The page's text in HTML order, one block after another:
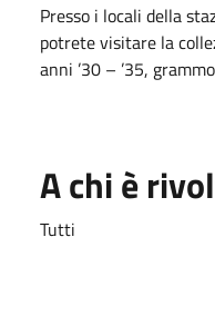
Presso i locali della
potrete visitare la
anni ’30 – ’35,
A chi è
Tutti